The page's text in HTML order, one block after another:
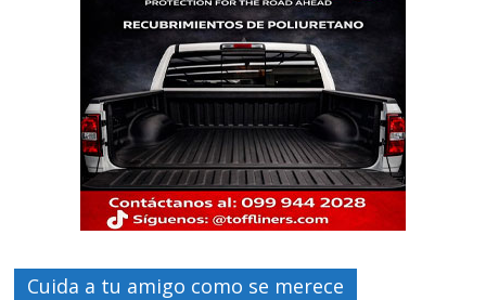
Cuida a tu amigo como se merece